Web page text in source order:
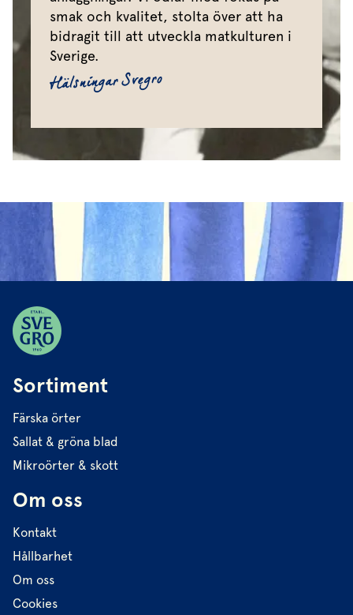
smak och kvalitet, stolta över att ha
bidragit till att utveckla matkulturen i
Sverige.
Hälsningar Svegro
Sortiment
Färska örter
Sallat & gröna blad
Mikroörter & skott
Om oss
Kontakt
Hållbarhet
Om oss
Cookies